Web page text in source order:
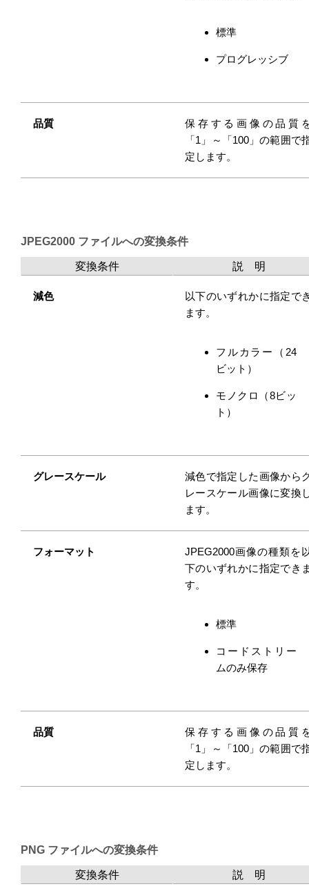
標準
プログレッシブ
品質
保存する画像の品質
「1」～「100」の範囲で
定します。
JPEG2000 ファイルへの変換条件
変換条件 説 明
減色
以下のいずれかに指定で
ます。
フルカラー（24
ビット）
モノクロ（8ビッ
ト）
グレースケール
減色で指定した画像から
レースケール画像に変換
ます。
フォーマット
JPEG2000画像の種類を
下のいずれかに指定でき
す。
標準
コードストリー
ムのみ保存
品質
保存する画像の品質
「1」～「100」の範囲で
定します。
PNG ファイルへの変換条件
変換条件 説 明